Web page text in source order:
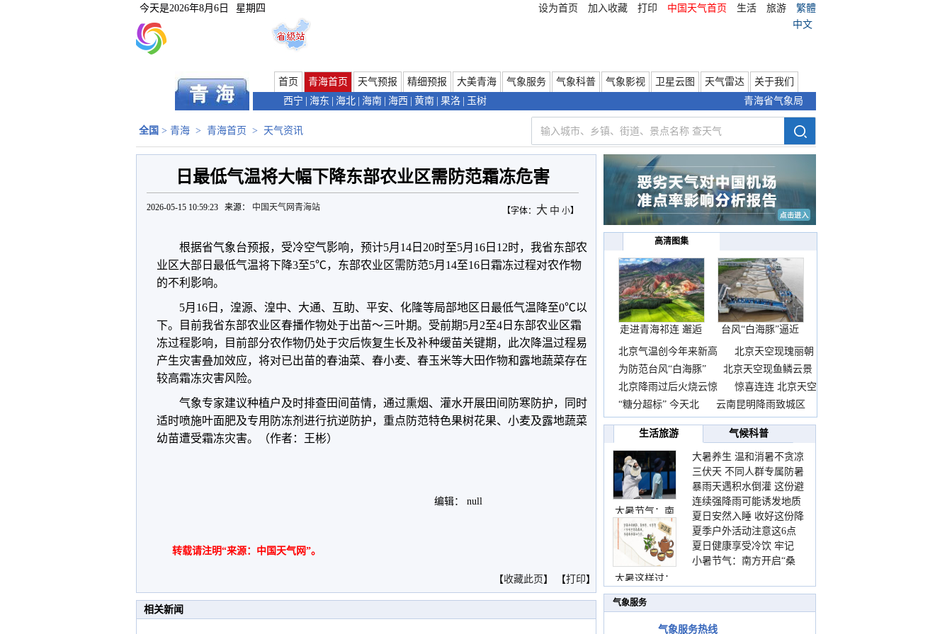
今天是2026年8月6日 星期四 设为首页 加入收藏 打印 中国天气首页 生活 旅游
繁體
中文
首页 青海首页 天气预报 精细预报 大美青海 气象服务 气象科普 气象影视 卫星云图 天气雷达
关于我们
西宁
海东 海北 海南 海西 黄南 果洛 玉树 青海省气象局
全国 > 青海 > 青海首页 > 天气资讯
日最低气温将大幅下降东部农业区需防范霜冻危害
【字体： 大 中 小】
2026-05-15 10:59:23 来源： 中国天气网青海站
根据省气象台预报，受冷空气影响，预计5月14日20时至5月16日12时，我省东部农
业区大部日最低气温将下降3至5℃，东部农业区需防范5月14至16日霜冻过程对农作物
的不利影响。
5月16日，湟源、湟中、大通、互助、平安、化隆等局部地区日最低气温降至0℃以
下。目前我省东部农业区春播作物处于出苗～三叶期。受前期5月2至4日东部农业区霜
冻过程影响，目前部分农作物仍处于灾后恢复生长及补种缓苗关键期，此次降温过程易
产生灾害叠加效应，将对已出苗的春油菜、春小麦、春玉米等大田作物和露地蔬菜存在
较高霜冻灾害风险。
气象专家建议种植户及时排查田间苗情，通过熏烟、灌水开展田间防寒防护，同时
适时喷施叶面肥及专用防冻剂进行抗逆防护，重点防范特色果树花果、小麦及露地蔬菜
幼苗遭受霜冻灾害。（作者：王彬）
编辑： null
转载请注明“来源：中国天气网”。
【收藏此页 】 【打印】
相关新闻
高清图集
走进青海祁连 邂逅
一
台风“白海豚”逼近
北京气温创今年来新高
北京天空现瑰丽朝
霞
为防范台风“白海豚”
北京天空现鱼鳞云景
观
北京降雨过后火烧云惊
惊喜连连 北京天空
现
“糖分超标” 今天北
云南昆明降雨致城区
主
生活旅游
气候科普
大暑节气：南
大暑这样过：
大暑养生 温和消暑不贪凉
三伏天 不同人群专属防暑
要点请收好
暴雨天遇积水倒灌 这份避
险提示请收好
连续强降雨可能诱发地质
灾害 这些前兆要知道
夏日安然入睡 收好这份降
温小贴士
夏季户外活动注意这6点
防暑健身两不误
夏日健康享受冷饮 牢记
“两注意一控制”
小暑节气：南方开启“桑
季
气象服务
气象服务热线